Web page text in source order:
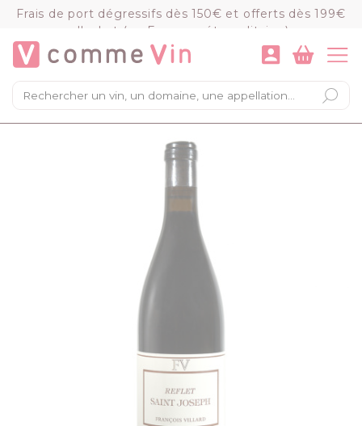
Frais de port dégressifs dès 150€ et offerts dès 199€
d'achat (en France métropolitaine)
×
Mon panier
Chargement du panier...
VOIR LE PANIER COMMANDER
Panneau de gestion des cookies